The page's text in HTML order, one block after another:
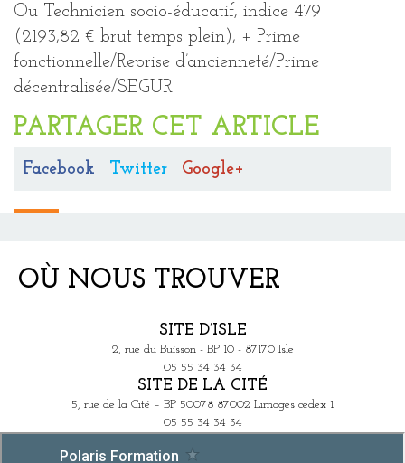
Ou Technicien socio-éducatif, indice 479
(2193,82 € brut temps plein), + Prime
fonctionnelle/Reprise d’ancienneté/Prime
décentralisée/SEGUR
PARTAGER CET ARTICLE
Facebook Twitter Google+
OÙ NOUS TROUVER
SITE D’ISLE
2, rue du Buisson - BP 10 - 87170 Isle
05 55 34 34 34
SITE DE LA CITÉ
5, rue de la Cité – BP 50078 87002 Limoges cedex 1
05 55 34 34 34